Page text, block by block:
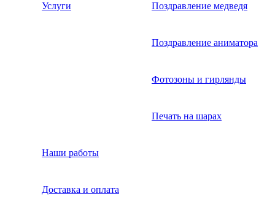
Услуги Поздравление медведя
Поздравление аниматора
Фотозоны и гирлянды
Печать на шарах
Наши работы
Доставка и оплата